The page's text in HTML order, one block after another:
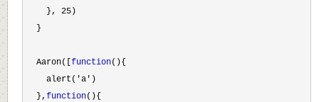
    },
25)
  }
  Aaron([
function(){
    alert(
'a' )
  },
function(){